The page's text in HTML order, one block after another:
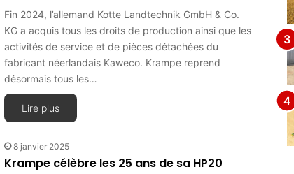
Fin 2024, l’allemand Kotte Landtechnik GmbH & Co.
KG a acquis tous les droits de production ainsi que les
activités de service et de pièces détachées du
fabricant néerlandais Kaweco. Krampe reprend
désormais tous les…
Lire plus
8 janvier 2025
Krampe célèbre les 25 ans de sa HP20